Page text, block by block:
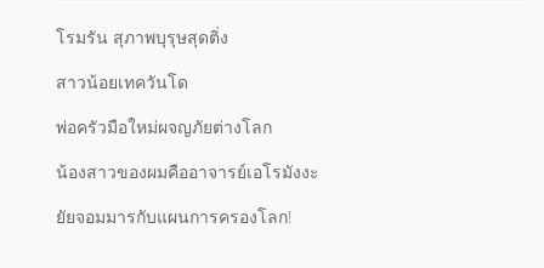
โรมรัน สุภาพบุรุษสุดติ่ง
สาวน้อยเทควันโด
พ่อครัวมือใหม่ผจญภัยต่างโลก
น้องสาวของผมคืออาจารย์เอโรมังงะ
ยัยจอมมารกับแผนการครองโลก!